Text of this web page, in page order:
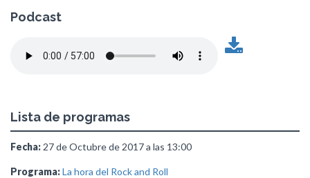
Podcast
Lista de programas
Fecha: 27 de Octubre de 2017 a las 13:00
Programa:La hora del Rock and Roll